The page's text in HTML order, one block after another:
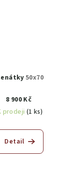
50x70
8 900 Kč
prodeji (1 ks)
Detail